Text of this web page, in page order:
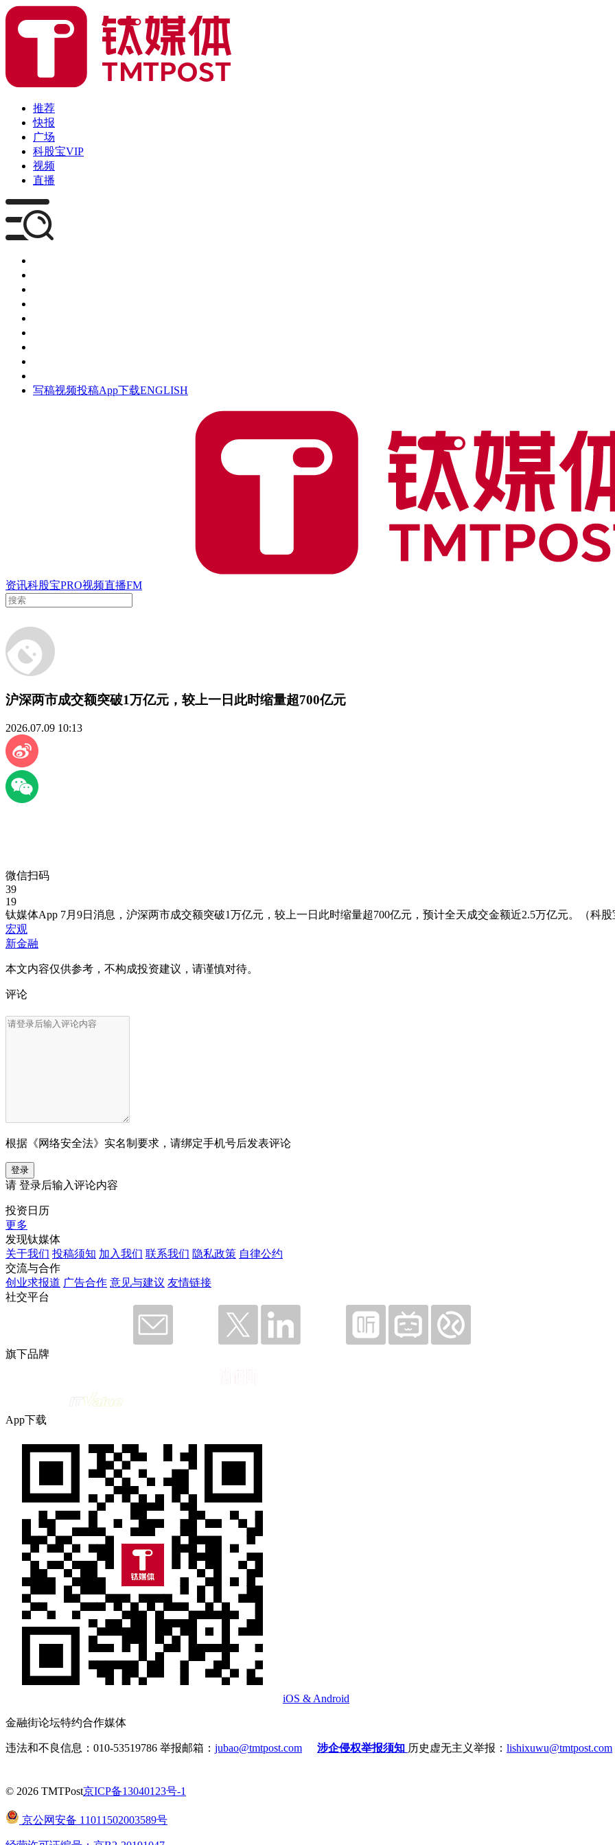
推荐
快报
广场
科股宝VIP
视频
直播
写稿视频投稿App下载ENGLISH
资讯科股宝PRO视频直播FM
沪深两市成交额突破1万亿元，较上一日此时缩量超700亿元
2026.07.09 10:13
微信扫码
39
19
钛媒体App 7月9日消息，沪深两市成交额突破1万亿元，较上一日此时缩量超700亿元，预计全天成交金额近2.5万亿元。（科股
宏观
新金融
本文内容仅供参考，不构成投资建议，请谨慎对待。
评论
根据《网络安全法》实名制要求，请绑定手机号后发表评论
登录
请 登录后输入评论内容
投资日历
更多
发现钛媒体
关于我们 投稿须知 加入我们 联系我们 隐私政策 自律公约
交流与合作
创业求报道 广告合作 意见与建议 友情链接
社交平台
旗下品牌
App下载
iOS & Android
金融街论坛特约合作媒体
违法和不良信息：010-53519786 举报邮箱： jubao@tmtpost.com 涉企侵权举报须知 历史虚无主义举报： lishixuwu@tmtpost.com
© 2026 TMTPost京ICP备13040123号-1
京公网安备 11011502003589号